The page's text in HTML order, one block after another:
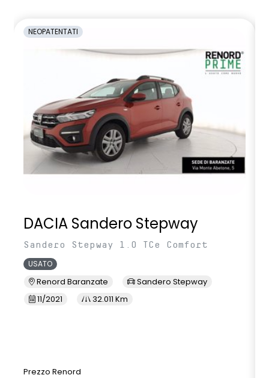
NEOPATENTATI
DACIA Sandero Stepway
Sandero Stepway 1.0 TCe Comfort
USATO
Renord Baranzate
Sandero Stepway
11/2021
32.011 Km
Prezzo Renord